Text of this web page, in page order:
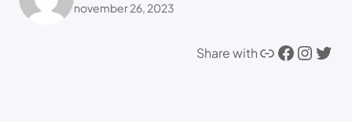
november 26, 2023
Share withLink Facebook Instagram Twitter